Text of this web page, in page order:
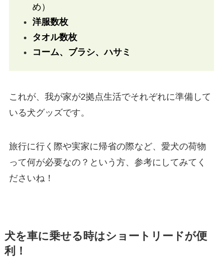
め）
洋服数枚
タオル数枚
コーム、ブラシ、ハサミ
これが、我が家が2拠点生活でそれぞれに準備して
いる犬グッズです。
旅行に行く際や実家に帰省の際など、愛犬の荷物
って何が必要なの？という方、参考にしてみてく
ださいね！
犬を車に乗せる時はショートリードが便
利！